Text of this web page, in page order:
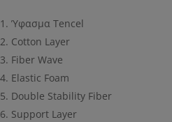
Ύφασμα Tencel
Cotton Layer
Fiber Wave
Elastic Foam
Double Stability Fiber
Support Layer